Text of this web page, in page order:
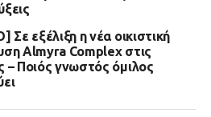
Σε εξέλιξη η νέα οικιστική
Almyra Complex στις
– Ποιός γνωστός όμιλος